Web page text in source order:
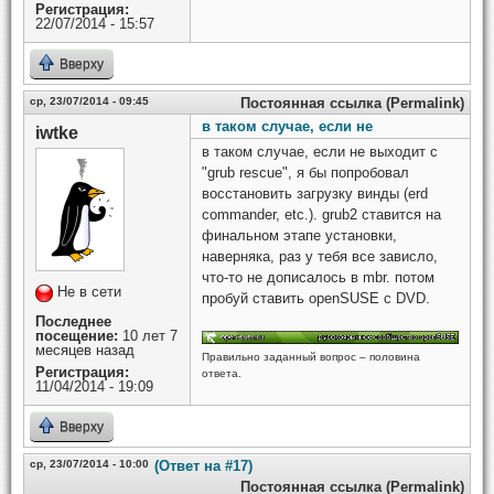
Регистрация:
22/07/2014 - 15:57
Вверху
ср, 23/07/2014 - 09:45 Постоянная ссылка (Permalink)
iwtke
Не в сети
Последнее
посещение: 10 лет 7
месяцев назад
Регистрация:
11/04/2014 - 19:09
в таком случае, если не
в таком случае, если не выходит с
"grub rescue", я бы попробовал
восстановить загрузку винды (erd
commander, etc.). grub2 ставится на
финальном этапе установки,
наверняка, раз у тебя все зависло,
что-то не дописалось в mbr. потом
пробуй ставить openSUSE с DVD.
Правильно заданный вопрос – половина
ответа.
Вверху
ср, 23/07/2014 - 10:00 (Ответ на #17)
Постоянная ссылка (Permalink)